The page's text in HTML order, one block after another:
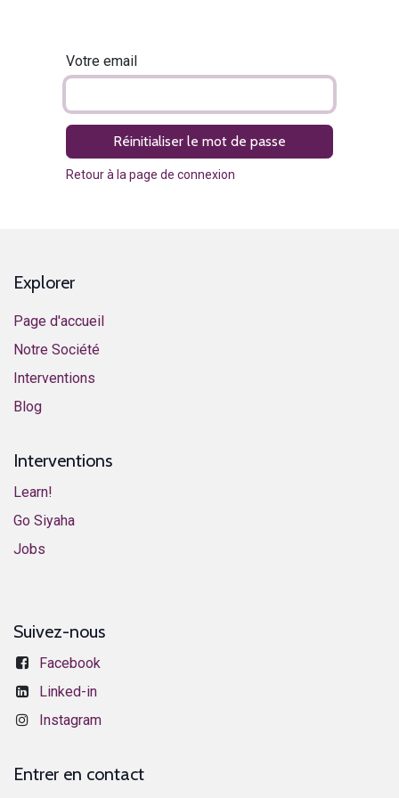
Votre email
Réinitialiser le mot de passe
Retour à la page de connexion
Explorer
Page d'accueil
Notre Société
Interventions
​Blog​
Interventions
Learn!
​​​​​​G​o ​S​i​y​aha​
​​​​​​J​o​bs​​
Suivez-nous
Facebook
​​​​​​​​​L​i​n​k​e​d​-​i​n
Instagram
Entrer en contact